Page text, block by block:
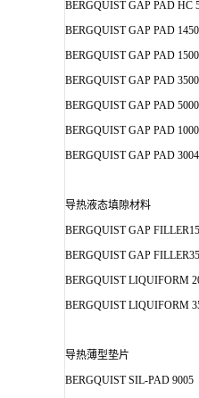
BERGQUIST GAP PAD HC
BERGQUIST GAP PAD 1450
BERGQUIST GAP PAD 1500
BERGQUIST GAP PAD
BERGQUIST GAP PAD
BERGQUIST GAP PAD
BERGQUIST GAP PAD
导热液态填隙材料
BERGQUIST GAP
BERGQUIST GAP
BERGQUIST LIQUIFORM
BERGQUIST LIQUIFORM
导热薄型垫片
BERGQUIST SIL-PAD 9005